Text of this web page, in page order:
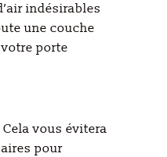
indésirables
une couche
porte
vous évitera
pour